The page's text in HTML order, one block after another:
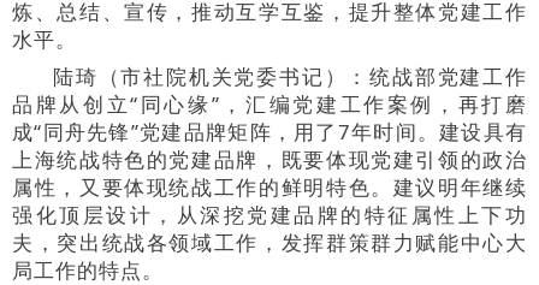
炼、总结、宣传，推动互学互鉴，提升整体党建工作
水平。
陆琦（市社院机关党委书记）：统战部党建工作
品牌从创立“同心缘”，汇编党建工作案例，再打磨
成“同舟先锋”党建品牌矩阵，用了7年时间。建设具有
上海统战特色的党建品牌，既要体现党建引领的政治
属性，又要体现统战工作的鲜明特色。建议明年继续
强化顶层设计，从深挖党建品牌的特征属性上下功
夫，突出统战各领域工作，发挥群策群力赋能中心大
局工作的特点。